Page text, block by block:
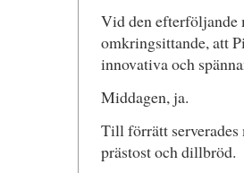
Vid den efterföljande
omkringsittande, att
innovativa och
Middagen, ja.
Till förrätt
prästost och dillbröd.